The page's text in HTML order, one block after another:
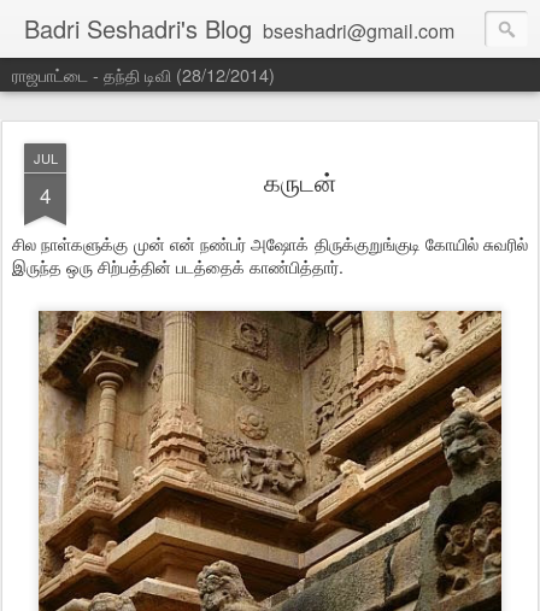
Badri Seshadri's Blog bseshadri@gmail.com
ராஜபாட்டை - தந்தி டிவி (28/12/2014)
JUL
4 கருடன்
சில நாள்களுக்கு முன் என் நண்பர் அஷோக் திருக்குறுங்குடி கோயில் சுவரில்
இருந்த ஒரு சிற்பத்தின் படத்தைக் காண்பித்தார்.